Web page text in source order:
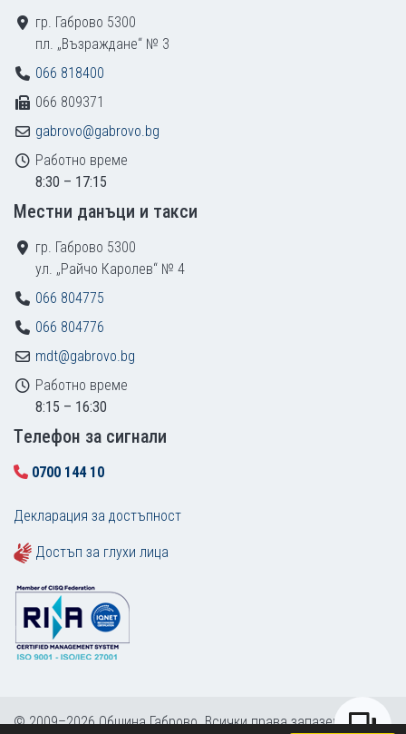
гр. Габрово 5300
пл. „Възраждане“ № 3
066 818400
066 809371
gabrovo@gabrovo.bg
Работно време
8:30 – 17:15
Местни данъци и такси
гр. Габрово 5300
ул. „Райчо Каролев“ № 4
066 804775
066 804776
mdt@gabrovo.bg
Работно време
8:15 – 16:30
Tелефон за сигнали
0700 144 10
Декларация за достъпност
Достъп за глухи лица
© 2009–2026 Община Габрово. Всички права запазени.